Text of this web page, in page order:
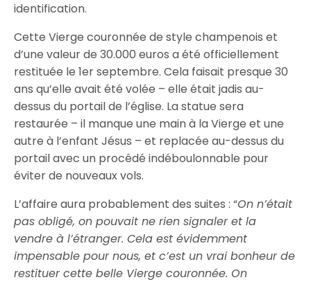
identification.
Cette Vierge couronnée de style champenois et
d’une valeur de 30.000 euros a été officiellement
restituée le 1er septembre. Cela faisait presque 30
ans qu’elle avait été volée – elle était jadis au-
dessus du portail de l’église. La statue sera
restaurée – il manque une main à la Vierge et une
autre à l’enfant Jésus – et replacée au-dessus du
portail avec un procédé indéboulonnable pour
éviter de nouveaux vols.
L’affaire aura probablement des suites : “On n’était
pas obligé, on pouvait ne rien signaler et la
vendre à l’étranger. Cela est évidemment
impensable pour nous, et c’est un vrai bonheur de
restituer cette belle Vierge couronnée. On